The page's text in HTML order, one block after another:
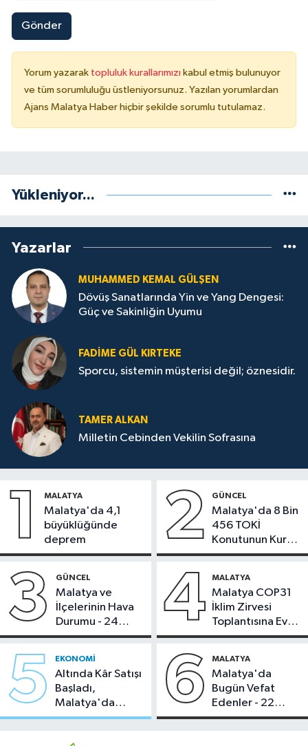
Gönder
Yorum yazarak topluluk kurallarımızı kabul etmiş bulunuyor
ve tüm sorumluluğu üstleniyorsunuz. Yazılan yorumlardan
Ajans Malatya Haber hiçbir şekilde sorumlu tutulamaz.
Yükleniyor...
Yazarlar
MUHAMMED KEMAL GÜLŞEN
Dövüş Sanatlarında Yin ve Yang Dengesi:
Güç ve Sakinliğin Uyumu
FADIME GÜL KIRTEKE
Sporcu, sistemin müşterisi değil; öznesidir.
TAMER ALKAN
Milletin Cebinden Vekilin Sofrasına
1 MALATYA
Malatya'da 4,1
büyüklüğünde
deprem
2 GÜNCEL
Malatya'da 8 Bin
456 TOKİ
Konutunun Kurası
Bugün Çekiliyor
3 GÜNCEL
Malatya ve
İlçelerinin Hava
Durumu - 24
Temmuz 2026
4 MALATYA
Malatya COP31
İklim Zirvesi
Toplantısına Ev
Sahipliği Yaptı
5 EKONOMI
Altında Kâr Satışı
Başladı,
Malatya'da
Makas Ne
6 MALATYA
Malatya'da
Bugün Vefat
Edenler - 22
Temmuz 2026